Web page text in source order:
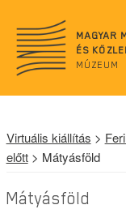
a
MAGYAR
ÉS
MÚZEUM
Virtuális kiállítás >
előtt> Mátyásföld
Mátyásföld